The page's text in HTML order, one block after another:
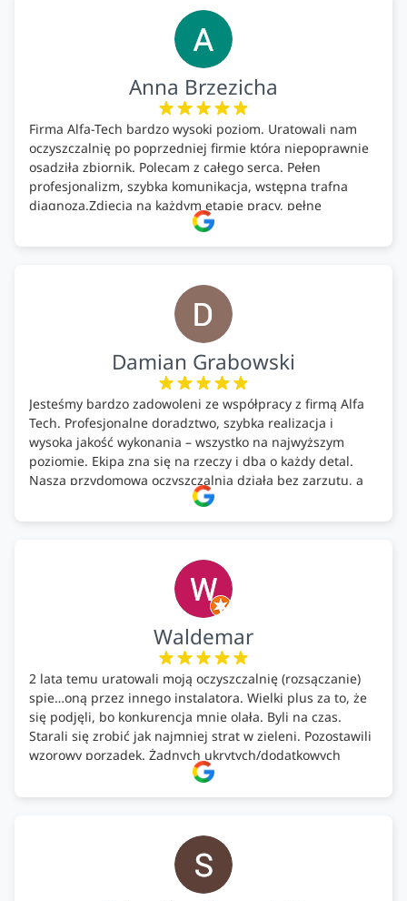
Anna Brzezicha
Firma Alfa-Tech bardzo wysoki poziom. Uratowali nam
oczyszczalnię po poprzedniej firmie która niepoprawnie
osadziła zbiornik. Polecam z całego serca. Pełen
profesjonalizm, szybka komunikacja, wstępna trafna
diagnoza.Zdjęcia na każdym etapie pracy, pełne
doradztwo.Dobrze wyszkoleni i znający się na rzeczy.
Podsumowując ekipa na wysokim poziomie, rzetelna.
Damian Grabowski
Jesteśmy bardzo zadowoleni ze współpracy z firmą Alfa
Tech. Profesjonalne doradztwo, szybka realizacja i
wysoka jakość wykonania – wszystko na najwyższym
poziomie. Ekipa zna się na rzeczy i dba o każdy detal.
Nasza przydomowa oczyszczalnia działa bez zarzutu, a
całość została wykonana zgodnie z terminem i
ustaleniami. Z czystym sumieniem polecamy Alfa Tech
ekologicznych rozwiązań!🍀
Waldemar
2 lata temu uratowali moją oczyszczalnię (rozsączanie)
spie…oną przez innego instalatora. Wielki plus za to, że
się podjęli, bo konkurencja mnie olała. Byli na czas.
Starali się zrobić jak najmniej strat w zieleni. Pozostawili
wzorowy porządek. Żadnych ukrytych/dodatkowych
kosztów. Zaskoczenie. Kontakt bardzo OK. Obsługa
pomontażowa również OK. A ich środki do oczyszczalni –